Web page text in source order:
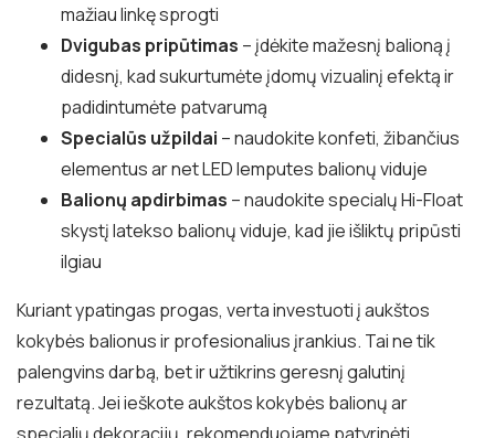
mažiau linkę sprogti
Dvigubas pripūtimas – įdėkite mažesnį balioną į
didesnį, kad sukurtumėte įdomų vizualinį efektą ir
padidintumėte patvarumą
Specialūs užpildai – naudokite konfeti, žibančius
elementus ar net LED lemputes balionų viduje
Balionų apdirbimas – naudokite specialų Hi-Float
skystį latekso balionų viduje, kad jie išliktų pripūsti
ilgiau
Kuriant ypatingas progas, verta investuoti į aukštos
kokybės balionus ir profesionalius įrankius. Tai ne tik
palengvins darbą, bet ir užtikrins geresnį galutinį
rezultatą. Jei ieškote aukštos kokybės balionų ar